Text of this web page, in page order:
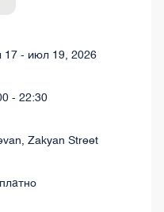
17 - июл 19, 2026
- 22:30
Zakyan Street